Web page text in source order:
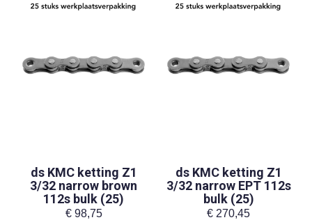
ds KMC ketting Z1
3/32 narrow brown
112s bulk (25)
€98,75
ds KMC ketting Z1
3/32 narrow EPT 112s
bulk (25)
€ 270,45